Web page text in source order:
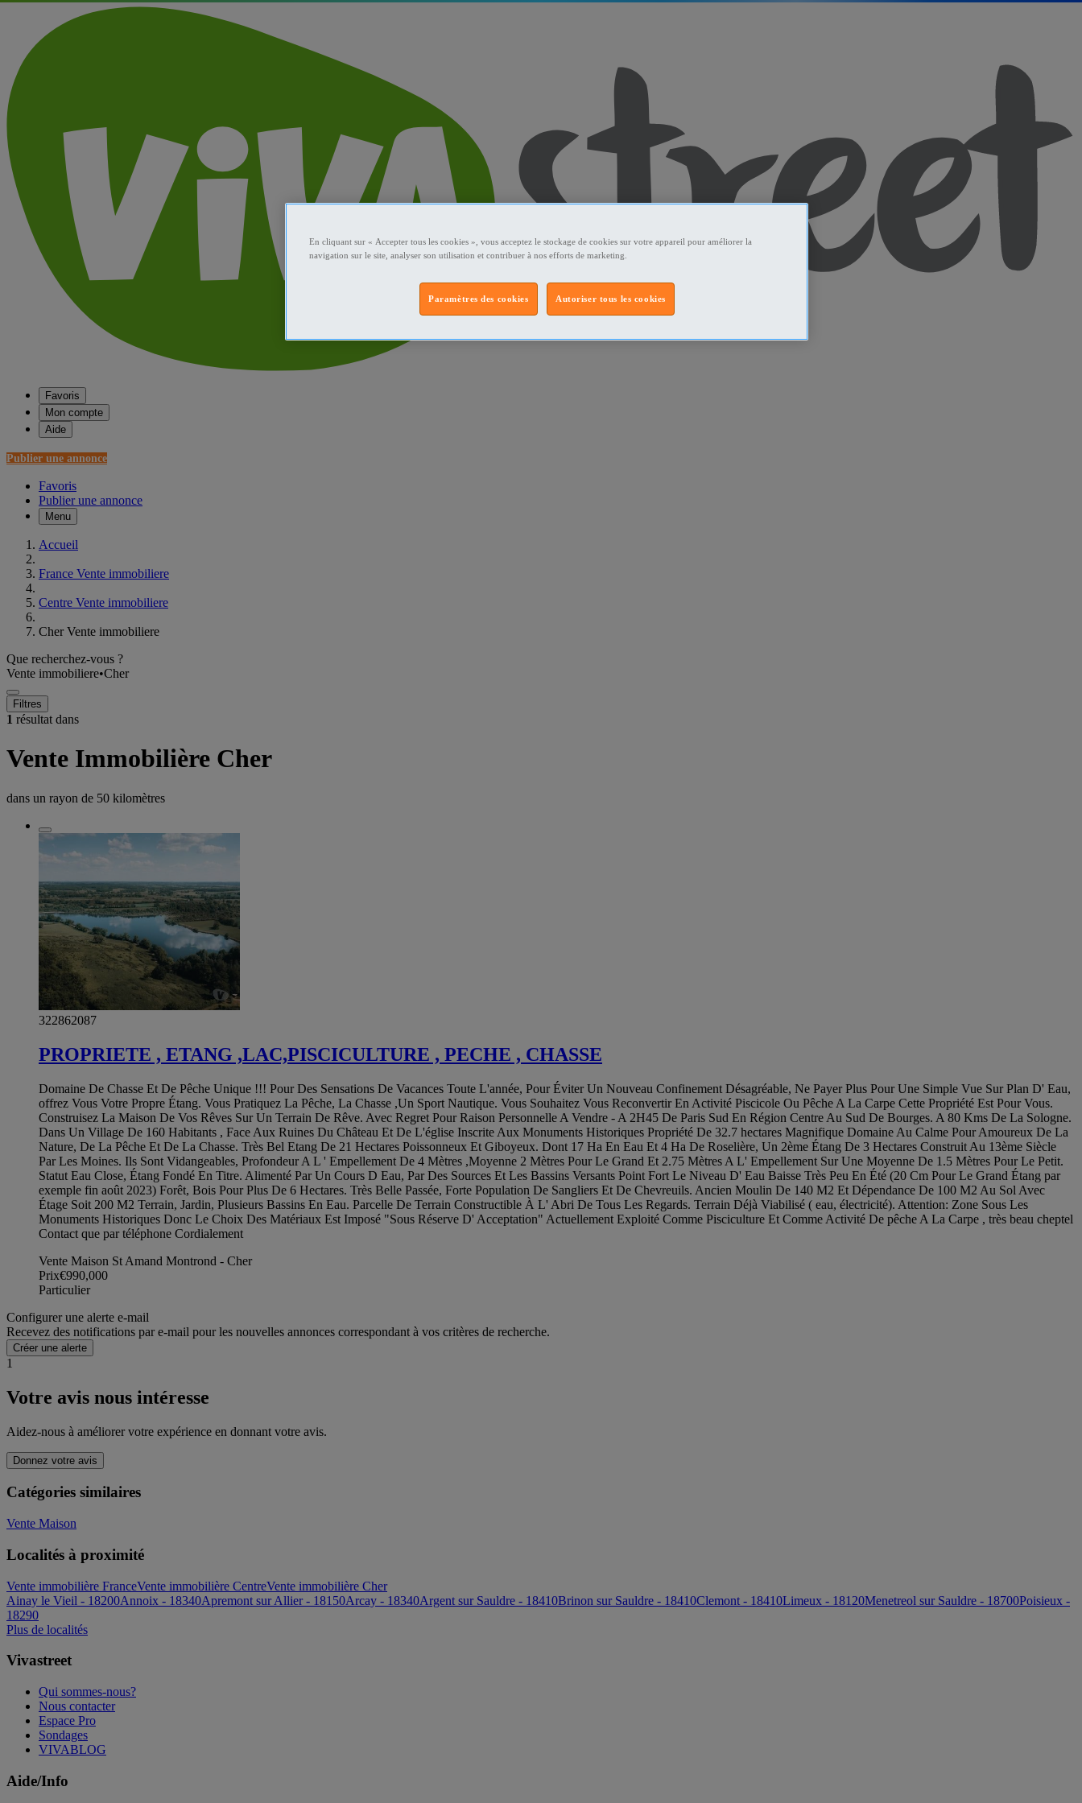
Favoris
Mon compte
Aide
Publier une annonce
Favoris
Publier une annonce
Menu
Accueil
France Vente immobiliere
Centre Vente immobiliere
Cher Vente immobiliere
Que recherchez-vous ?
Vente immobiliere•Cher
Filtres
1 résultat dans
Vente Immobilière Cher
dans un rayon de 50 kilomètres
322862087
PROPRIETE , ETANG ,LAC,PISCICULTURE , PECHE , CHASSE
Domaine De Chasse Et De Pêche Unique !!! Pour Des Sensations De Vacances Toute L'année, Pour Éviter Un Nouveau Confinement Désagréable, Ne Payer Plus Pour Une Simple Vue Sur Plan D' Eau,
offrez Vous Votre Propre Étang. Vous Pratiquez La Pêche, La Chasse ,Un Sport Nautique. Vous Souhaitez Vous Reconvertir En Activité Piscicole Ou Pêche A La Carpe Cette Propriété Est Pour Vous.
Construisez La Maison De Vos Rêves Sur Un Terrain De Rêve. Avec Regret Pour Raison Personnelle A Vendre - A 2H45 De Paris Sud En Région Centre Au Sud De Bourges. A 80 Kms De La Sologne.
Dans Un Village De 160 Habitants , Face Aux Ruines Du Château Et De L'église Inscrite Aux Monuments Historiques Propriété De 32.7 hectares Magnifique Domaine Au Calme Pour Amoureux De La
Nature, De La Pêche Et De La Chasse. Très Bel Etang De 21 Hectares Poissonneux Et Giboyeux. Dont 17 Ha En Eau Et 4 Ha De Roselière, Un 2ème Étang De 3 Hectares Construit Au 13ème Siècle
Par Les Moines. Ils Sont Vidangeables, Profondeur A L ' Empellement De 4 Mètres ,Moyenne 2 Mètres Pour Le Grand Et 2.75 Mètres A L' Empellement Sur Une Moyenne De 1.5 Mètres Pour Le Petit.
Statut Eau Close, Étang Fondé En Titre. Alimenté Par Un Cours D Eau, Par Des Sources Et Les Bassins Versants Point Fort Le Niveau D' Eau Baisse Très Peu En Été (20 Cm Pour Le Grand Étang par
exemple fin août 2023) Forêt, Bois Pour Plus De 6 Hectares. Très Belle Passée, Forte Population De Sangliers Et De Chevreuils. Ancien Moulin De 140 M2 Et Dépendance De 100 M2 Au Sol Avec
Étage Soit 200 M2 Terrain, Jardin, Plusieurs Bassins En Eau. Parcelle De Terrain Constructible À L' Abri De Tous Les Regards. Terrain Déjà Viabilisé ( eau, électricité). Attention: Zone Sous Les
Monuments Historiques Donc Le Choix Des Matériaux Est Imposé "Sous Réserve D' Acceptation" Actuellement Exploité Comme Pisciculture Et Comme Activité De pêche A La Carpe , très beau cheptel
Contact que par téléphone Cordialement
Vente Maison St Amand Montrond - Cher
Prix€990,000
Particulier
Configurer une alerte e-mail
Recevez des notifications par e-mail pour les nouvelles annonces correspondant à vos critères de recherche.
Créer une alerte
1
Votre avis nous intéresse
Aidez-nous à améliorer votre expérience en donnant votre avis.
Donnez votre avis
Catégories similaires
Vente Maison
Localités à proximité
Vente immobilière FranceVente immobilière CentreVente immobilière Cher
Ainay le Vieil - 18200Annoix - 18340Apremont sur Allier - 18150Arcay - 18340Argent sur Sauldre - 18410Brinon sur Sauldre - 18410Clemont - 18410Limeux - 18120Menetreol sur Sauldre - 18700Poisieux -
18290
Plus de localités
Vivastreet
Qui sommes-nous?
Nous contacter
Espace Pro
Sondages
VIVABLOG
Aide/Info
En cliquant sur « Accepter tous les cookies », vous acceptez le stockage de cookies sur votre appareil pour améliorer la
navigation sur le site, analyser son utilisation et contribuer à nos efforts de marketing.
Autoriser tous les cookies
Paramètres des cookies